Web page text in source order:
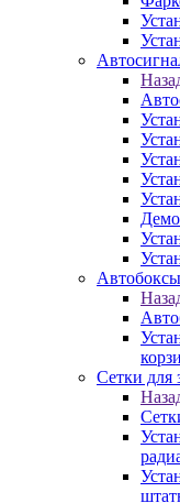
Сетки для